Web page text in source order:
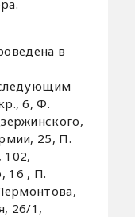
в
6, Ф.
25, П.
102,
16 , П.
26/1,